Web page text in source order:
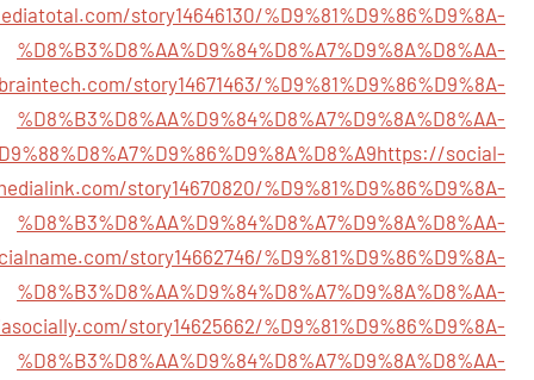
story14646130/%D9%81%D9%86%D9%8A-
%D8%B3%D8%AA%D9%84%D8%A7%D9%8A%D8%AA-
story14671463/%D9%81%D9%86%D9%8A-
%D8%B3%D8%AA%D9%84%D8%A7%D9%8A%D8%AA-
https://social-
story14670820/%D9%81%D9%86%D9%8A-
%D8%B3%D8%AA%D9%84%D8%A7%D9%8A%D8%AA-
story14662746/%D9%81%D9%86%D9%8A-
%D8%B3%D8%AA%D9%84%D8%A7%D9%8A%D8%AA-
story14625662/%D9%81%D9%86%D9%8A-
%D8%B3%D8%AA%D9%84%D8%A7%D9%8A%D8%AA-